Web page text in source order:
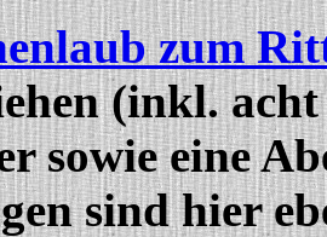
zum
(inkl. acht
sowie eine
sind hier